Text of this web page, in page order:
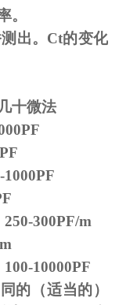
。
出。Ct的变化
十微法
300PF/m
10000PF
的（适当的）